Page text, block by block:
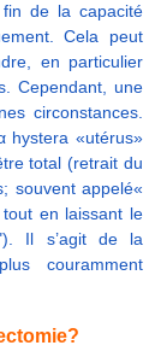
fin de la capacité
Cela peut
en particulier
Cependant, une
circonstances.
hystera «utérus»
total (retrait du
souvent appelé«
en laissant le
Il s’agit de la
couramment